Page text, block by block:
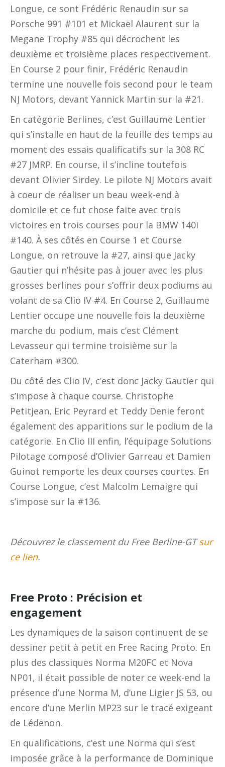
Longue, ce sont Frédéric Renaudin sur sa
Porsche 991 #101 et Mickaël Alaurent sur la
Megane Trophy #85 qui décrochent les
deuxième et troisième places respectivement.
En Course 2 pour finir, Frédéric Renaudin
termine une nouvelle fois second pour le team
NJ Motors, devant Yannick Martin sur la #21.
En catégorie Berlines, c’est Guillaume Lentier
qui s’installe en haut de la feuille des temps au
moment des essais qualificatifs sur la 308 RC
#27 JMRP. En course, il s’incline toutefois
devant Olivier Sirdey. Le pilote NJ Motors avait
à coeur de réaliser un beau week-end à
domicile et ce fut chose faite avec trois
victoires en trois courses pour la BMW 140i
#140. À ses côtés en Course 1 et Course
Longue, on retrouve la #27, ainsi que Jacky
Gautier qui n’hésite pas à jouer avec les plus
grosses berlines pour s’offrir deux podiums au
volant de sa Clio IV #4. En Course 2, Guillaume
Lentier occupe une nouvelle fois la deuxième
marche du podium, mais c’est Clément
Levasseur qui termine troisième sur la
Caterham #300.
Du côté des Clio IV, c’est donc Jacky Gautier qui
s’impose à chaque course. Christophe
Petitjean, Eric Peyrard et Teddy Denie feront
également des apparitions sur le podium de la
catégorie. En Clio III enfin, l’équipage Solutions
Pilotage composé d’Olivier Garreau et Damien
Guinot remporte les deux courses courtes. En
Course Longue, c’est Malcolm Lemaigre qui
s’impose sur la #136.
Découvrez le classement du Free Berline-GTsur
ce lien.
Free Proto : Précision et
engagement
Les dynamiques de la saison continuent de se
dessiner petit à petit en Free Racing Proto. En
plus des classiques Norma M20FC et Nova
NP01, il était possible de noter ce week-end la
présence d’une Norma M, d’une Ligier JS 53, ou
encore d’une Merlin MP23 sur le tracé exigeant
de Lédenon.
En qualifications, c’est une Norma qui s’est
imposée grâce à la performance de Dominique